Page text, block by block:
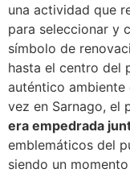
una actividad que
para seleccionar y
símbolo de
hasta el centro del
auténtico ambiente
vez en Sarnago, el
era empedrada
emblemáticos del
siendo un